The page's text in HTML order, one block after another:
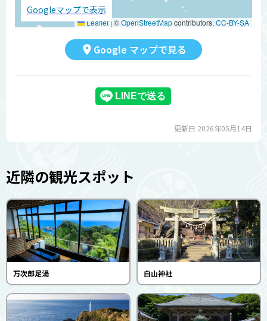
Leaflet | ©OpenStreetMapcontributors, CC-BY-SA
Googleマップで表示
Google マップで見る
更新日 2026年05月14日
近隣の観光スポット
万次郎足湯 白山神社